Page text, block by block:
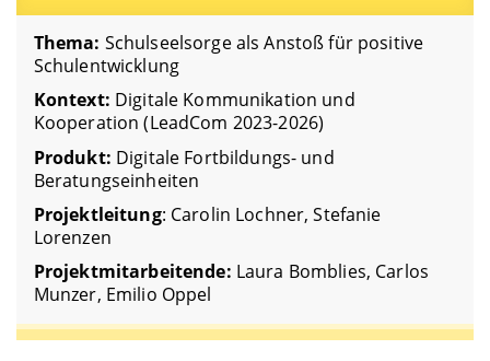
Thema: Schulseelsorge als Anstoß für positive
Schulentwicklung
Kontext: Digitale Kommunikation und
Kooperation (LeadCom 2023-2026)
Produkt: Digitale Fortbildungs- und
Beratungseinheiten
Projektleitung: Carolin Lochner, Stefanie
Lorenzen
Projektmitarbeitende: Laura Bomblies, Carlos
Munzer, Emilio Oppel